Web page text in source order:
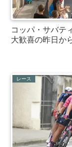
コッパ・サバテ
大歓喜の昨日か
レース